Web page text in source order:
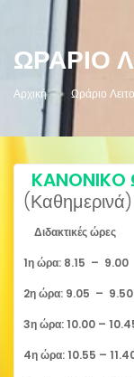
ΩΡΆΡΙΟ
Αρχική Ωράριο
(Καθημερινά)
Διδακτικές
1η ώρα: 8.15 –
2η ώρα: 9.05 –
3η ώρα: 10.00 –
4η ώρα: 10.55 –